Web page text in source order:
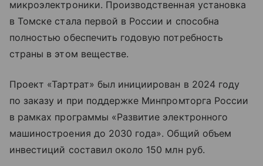
микроэлектроники. Производственная установка
в Томске стала первой в России и способна
полностью обеспечить годовую потребность
страны в этом веществе.
Проект «Тартрат» был инициирован в 2024 году
по заказу и при поддержке Минпромторга России
в рамках программы «Развитие электронного
машиностроения до 2030 года». Общий объем
инвестиций составил около 150 млн руб.